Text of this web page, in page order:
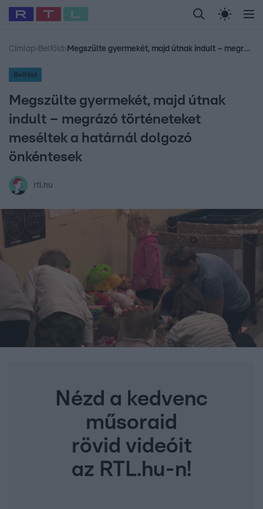
Legfrissebb RTL Híradó Randi Celeb vagyok,
Babits Marcella Most Wanted Gallusz
Címlap› Belföld › Megszülte gyermekét, majd útnak indult – megrázó történeteket meséltek a határnál dolgozó önkéntesek
Belföld
Megszülte gyermekét, majd útnak
indult – megrázó történeteket
meséltek a határnál dolgozó
önkéntesek
rtl.hu
Nézd a kedvenc
műsoraid
rövid videóit
az RTL.hu-n!